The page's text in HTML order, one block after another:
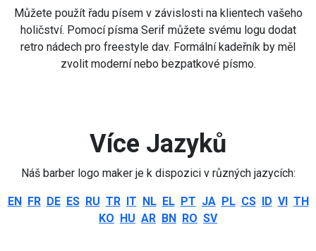
Můžete použít řadu písem v závislosti na klientech vašeho
holičství. Pomocí písma Serif můžete svému logu dodat
retro nádech pro freestyle dav. Formální kadeřník by měl
zvolit moderní nebo bezpatkové písmo.
Více Jazyků
Náš barber logo maker je k dispozici v různých jazycích:
EN FR DE ES RU TR IT NL EL PT JA PL CS ID VI TH
KO HU AR BN RO SV